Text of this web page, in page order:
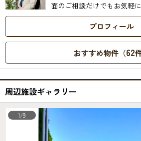
面のご相談だけでもお気軽
プロフィール
おすすめ物件（62
周辺施設ギャラリー
1/9